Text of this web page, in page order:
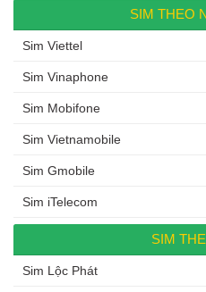
SIM THEO
Sim Viettel
Sim Vinaphone
Sim Mobifone
Sim Vietnamobile
Sim Gmobile
Sim iTelecom
SIM
Sim Lộc Phát